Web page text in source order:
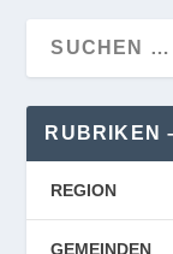
RUBRIKEN
REGION
GEMEINDEN